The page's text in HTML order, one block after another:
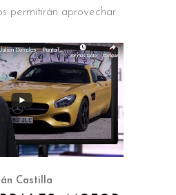
permitirán aprovechar
Castilla